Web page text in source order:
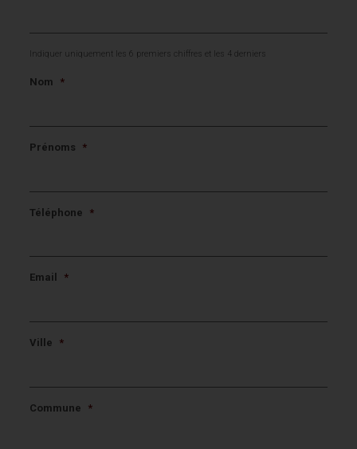
Indiquer uniquement les 6 premiers chiffres et les 4 derniers
Nom *
Prénoms *
Téléphone *
Email *
Ville *
Commune *